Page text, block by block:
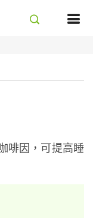
啡因，可提高睡